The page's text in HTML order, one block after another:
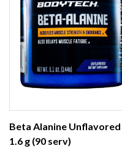
Beta Alanine Unflavored
1.6 g (90 serv)